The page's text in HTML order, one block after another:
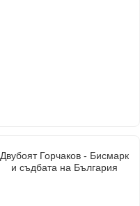
Двубоят Горчаков - Бисмарк
и съдбата на България